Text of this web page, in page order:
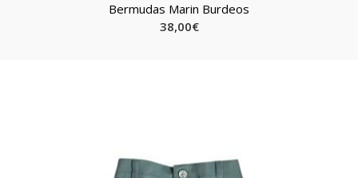
Bermudas Marin Burdeos
38,00€